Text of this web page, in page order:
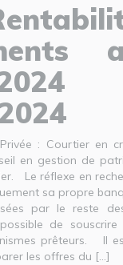
Privée : Courtier en
en gestion de
Le réflexe en
sa propre
par le reste
de souscrire
prêteurs. Il
les offres du [...]